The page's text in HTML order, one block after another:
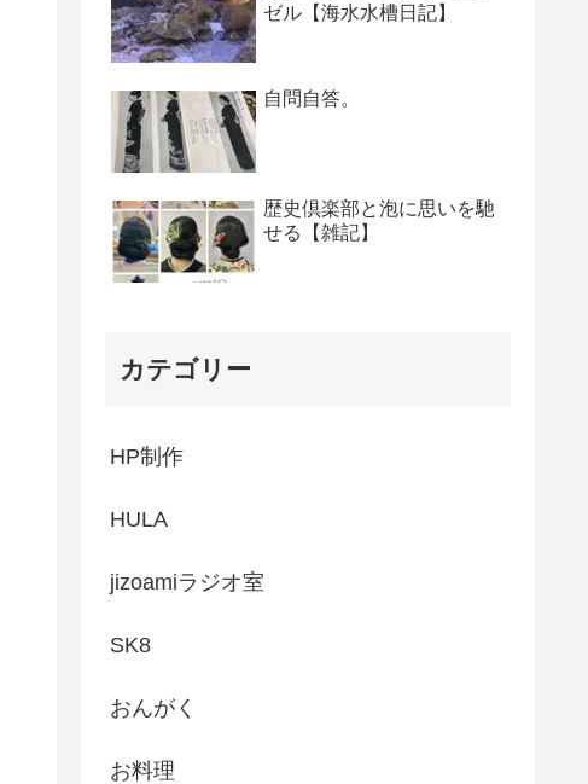
ゼル【海水水槽日記】
自問自答。
歴史倶楽部と泡に思いを馳
せる【雑記】
カテゴリー
HP制作
HULA
jizoamiラジオ室
SK8
おんがく
お料理